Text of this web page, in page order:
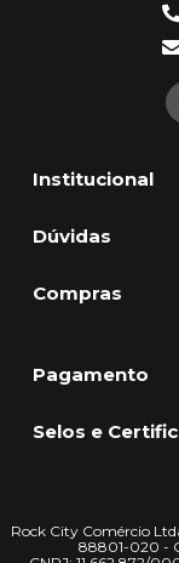
Institucional
Dúvidas
Compras
Pagamento
Selos e
Rock City Comércio
88801-020 -